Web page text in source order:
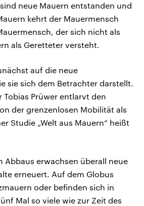
neue Mauern entstanden und
kehrt der Mauermensch
der sich nicht als
als Geretteter versteht.
auf die neue
sie sich dem Betrachter darstellt.
Tobias Prüwer entlarvt den
der grenzenlosen Mobilität als
Studie „Welt aus Mauern“ heißt
Abbaus erwachsen überall neue
erneuert. Auf dem Globus
oder befinden sich in
Mal so viele wie zur Zeit des